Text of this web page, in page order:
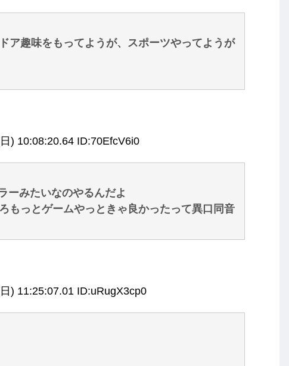
ア趣味をもってようが、スポーツやってようが
) 10:08:20.64 ID:70EfcV6i0
ーみたいなのやるんだよ
もっとゲームやっときゃ良かったって異口同音
) 11:25:07.01 ID:uRugX3cp0